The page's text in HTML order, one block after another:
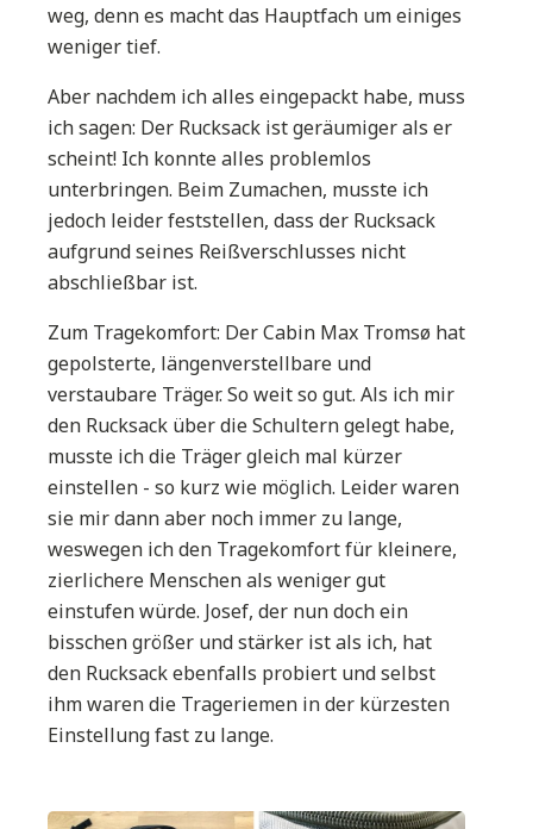
weg, denn es macht das Hauptfach um einiges
weniger tief.
Aber nachdem ich alles eingepackt habe, muss
ich sagen: Der Rucksack ist geräumiger als er
scheint! Ich konnte alles problemlos
unterbringen. Beim Zumachen, musste ich
jedoch leider feststellen, dass der Rucksack
aufgrund seines Reißverschlusses nicht
abschließbar ist.
Zum Tragekomfort: Der Cabin Max Tromsø hat
gepolsterte, längenverstellbare und
verstaubare Träger. So weit so gut. Als ich mir
den Rucksack über die Schultern gelegt habe,
musste ich die Träger gleich mal kürzer
einstellen - so kurz wie möglich. Leider waren
sie mir dann aber noch immer zu lange,
weswegen ich den Tragekomfort für kleinere,
zierlichere Menschen als weniger gut
einstufen würde. Josef, der nun doch ein
bisschen größer und stärker ist als ich, hat
den Rucksack ebenfalls probiert und selbst
ihm waren die Trageriemen in der kürzesten
Einstellung fast zu lange.